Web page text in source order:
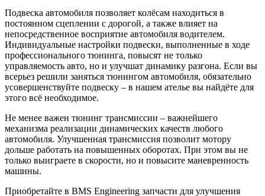
Подвеска автомобиля позволяет колёсам находиться в
постоянном сцеплении с дорогой, а также влияет на
непосредственное восприятие автомобиля водителем.
Индивидуальные настройки подвески, выполненные в ходе
профессионального тюнинга, повысят не только
управляемость авто, но и улучшат динамику разгона. Если вы
всерьез решили заняться тюнингом автомобиля, обязательно
усовершенствуйте подвеску – в нашем ателье вы найдёте для
этого всё необходимое.
Не менее важен тюнинг трансмиссии – важнейшего
механизма реализации динамических качеств любого
автомобиля. Улучшенная трансмиссия позволит мотору
дольше работать на повышенных оборотах. При этом вы не
только выиграете в скорости, но и повысите маневренность
машины.
Приобретайте в BMS Engineering запчасти для улучшения